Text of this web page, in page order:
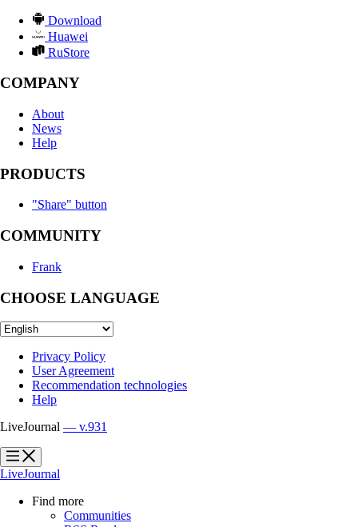
Download
Huawei
RuStore
COMPANY
About
News
Help
PRODUCTS
"Share" button
COMMUNITY
Frank
CHOOSE LANGUAGE
Privacy Policy
User Agreement
Recommendation technologies
Help
LiveJournal — v.931
?
?
LiveJournal
Find more
Communities